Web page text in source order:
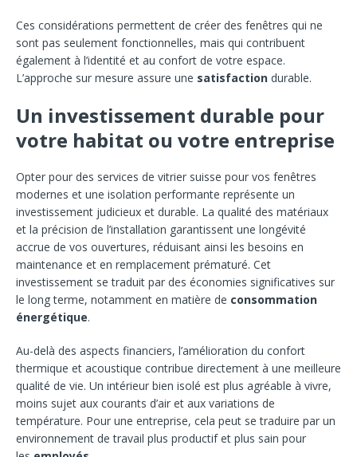
Ces considérations permettent de créer des fenêtres qui ne
sont pas seulement fonctionnelles, mais qui contribuent
également à l’identité et au confort de votre espace.
L’approche sur mesure assure une satisfaction durable.
Un investissement durable pour
votre habitat ou votre entreprise
Opter pour des services de vitrier suisse pour vos fenêtres
modernes et une isolation performante représente un
investissement judicieux et durable. La qualité des matériaux
et la précision de l’installation garantissent une longévité
accrue de vos ouvertures, réduisant ainsi les besoins en
maintenance et en remplacement prématuré. Cet
investissement se traduit par des économies significatives sur
le long terme, notamment en matière de consommation
énergétique.
Au-delà des aspects financiers, l’amélioration du confort
thermique et acoustique contribue directement à une meilleure
qualité de vie. Un intérieur bien isolé est plus agréable à vivre,
moins sujet aux courants d’air et aux variations de
température. Pour une entreprise, cela peut se traduire par un
environnement de travail plus productif et plus sain pour